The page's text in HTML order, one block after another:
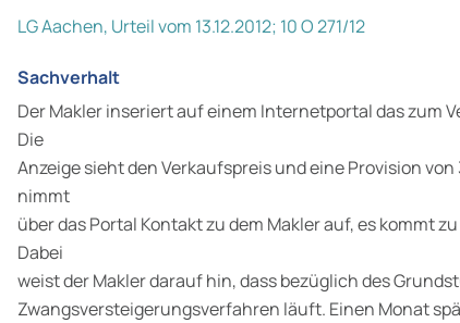
LG Aachen, Urteil vom 13.12.2012; 10 O 271/12
Sachverhalt
Der Makler inseriert auf einem Internetportal das zum
Die
Anzeige sieht den Verkaufspreis und eine Provision
nimmt
über das Portal Kontakt zu dem Makler auf, es kommt
Dabei
weist der Makler darauf hin, dass bezüglich des
Zwangsversteigerungsverfahren läuft. Einen Monat